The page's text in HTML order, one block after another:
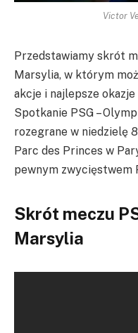
Victor
Przedstawiamy skrót
Marsylia, w którym
akcje i najlepsze
Spotkanie PSG –
rozegrane w niedzielę
Parc des Princes w
pewnym zwycięstwem
Skrót meczu
Marsylia